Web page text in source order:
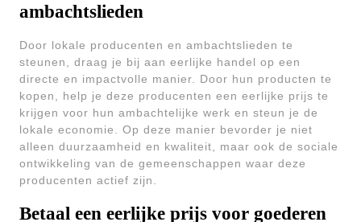
ambachtslieden
Door lokale producenten en ambachtslieden te
steunen, draag je bij aan eerlijke handel op een
directe en impactvolle manier. Door hun producten te
kopen, help je deze producenten een eerlijke prijs te
krijgen voor hun ambachtelijke werk en steun je de
lokale economie. Op deze manier bevorder je niet
alleen duurzaamheid en kwaliteit, maar ook de sociale
ontwikkeling van de gemeenschappen waar deze
producenten actief zijn.
Betaal een eerlijke prijs voor goederen